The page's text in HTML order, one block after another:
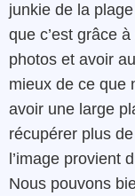
junkie de la
que c’est grâce
photos et avoir
mieux de ce que
avoir une large
récupérer plus
l’image provient
Nous pouvons